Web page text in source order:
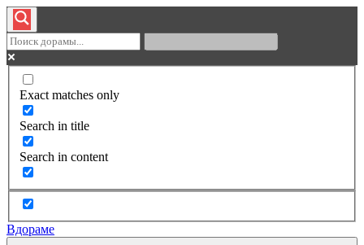
Exact matches only
Search in title
Search in content
Вдораме